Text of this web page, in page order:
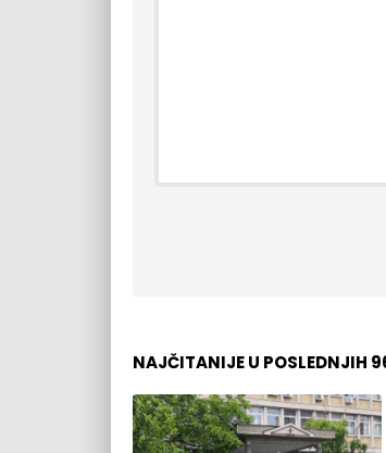
NAJČITANIJE U POSLEDNJIH